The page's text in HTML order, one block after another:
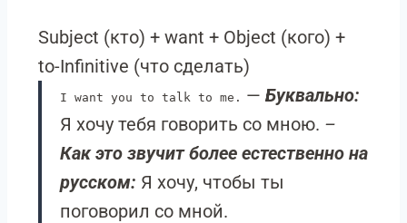
Subject (кто) + want + Object (кого) +
to-Infinitive (что сделать)
I want you to talk to me. — Буквально:
Я хочу тебя говорить со мною. –
Как это звучит более естественно на
русском: Я хочу, чтобы ты
поговорил со мной.